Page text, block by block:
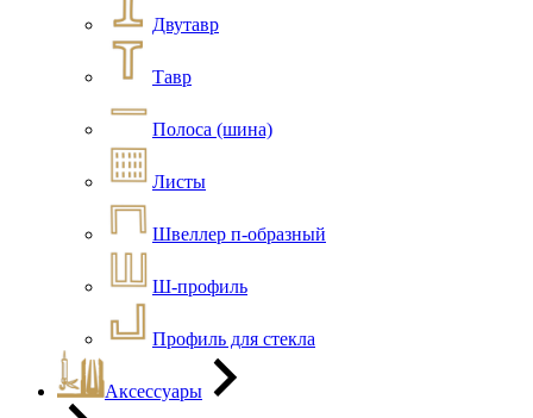
Двутавр
Тавр
Полоса (шина)
Листы
Швеллер п-образный
Ш-профиль
Профиль для стекла
Аксессуары